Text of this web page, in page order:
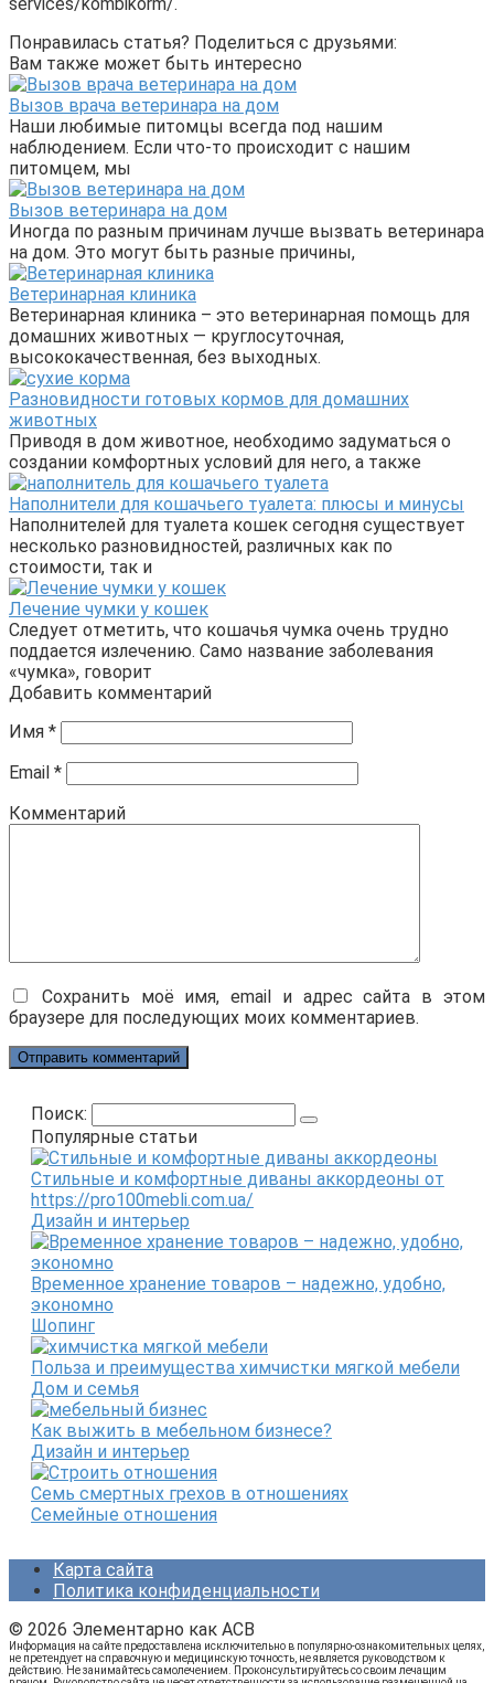
Понравилась статья? Поделиться с друзьями:
Вам также может быть интересно
Вызов врача ветеринара на дом
Наши любимые питомцы всегда под нашим
наблюдением. Если что-то происходит с нашим
питомцем, мы
Вызов ветеринара на дом
Иногда по разным причинам лучше вызвать ветеринара
на дом. Это могут быть разные причины,
Ветеринарная клиника
Ветеринарная клиника – это ветеринарная помощь для
домашних животных — круглосуточная,
высококачественная, без выходных.
Разновидности готовых кормов для домашних
животных
Приводя в дом животное, необходимо задуматься о
создании комфортных условий для него, а также
Наполнители для кошачьего туалета: плюсы и минусы
Наполнителей для туалета кошек сегодня существует
несколько разновидностей, различных как по
стоимости, так и
Лечение чумки у кошек
Следует отметить, что кошачья чумка очень трудно
поддается излечению. Само название заболевания
«чумка», говорит
Добавить комментарий
Имя *
Email *
Комментарий
Сохранить моё имя, email и адрес сайта в этом
браузере для последующих моих комментариев.
Поиск:
Популярные статьи
Стильные и комфортные диваны аккордеоны от
https://pro100mebli.com.ua/
Дизайн и интерьер
Временное хранение товаров – надежно, удобно,
экономно
Шопинг
Польза и преимущества химчистки мягкой мебели
Дом и семья
Как выжить в мебельном бизнесе?
Дизайн и интерьер
Семь смертных грехов в отношениях
Семейные отношения
Карта сайта
Политика конфиденциальности
© 2026 Элементарно как ACB
Информация на сайте предоставлена исключительно в популярно-ознакомительных целях,
не претендует на справочную и медицинскую точность, не является руководством к
действию. Не занимайтесь самолечением. Проконсультируйтесь со своим лечащим